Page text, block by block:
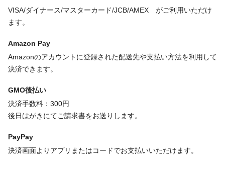
VISA/ダイナース/マスターカード/JCB/AMEX がご利用いただけ
ます。
Amazon Pay
Amazonのアカウントに登録された配送先や支払い方法を利用して
決済できます。
GMO後払い
決済手数料：300円
後日はがきにてご請求書をお送りします。
PayPay
決済画面よりアプリまたはコードでお支払いいただけます。